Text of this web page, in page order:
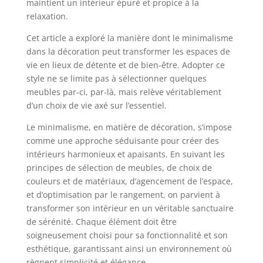
maintient un intérieur épuré et propice à la
relaxation.
Cet article a exploré la manière dont le minimalisme
dans la décoration peut transformer les espaces de
vie en lieux de détente et de bien-être. Adopter ce
style ne se limite pas à sélectionner quelques
meubles par-ci, par-là, mais relève véritablement
d’un choix de vie axé sur l’essentiel.
Le minimalisme, en matière de décoration, s’impose
comme une approche séduisante pour créer des
intérieurs harmonieux et apaisants. En suivant les
principes de sélection de meubles, de choix de
couleurs et de matériaux, d’agencement de l’espace,
et d’optimisation par le rangement, on parvient à
transformer son intérieur en un véritable sanctuaire
de sérénité. Chaque élément doit être
soigneusement choisi pour sa fonctionnalité et son
esthétique, garantissant ainsi un environnement où